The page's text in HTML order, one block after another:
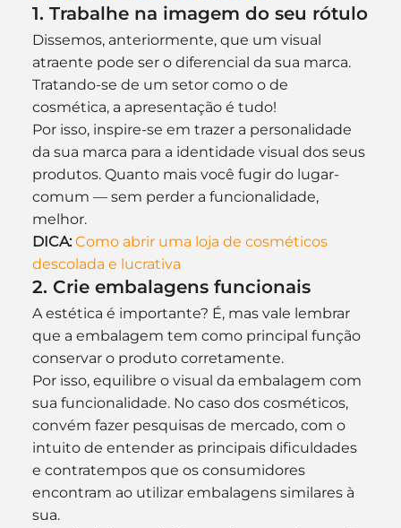
1. Trabalhe na imagem do seu rótulo
Dissemos, anteriormente, que um visual
atraente pode ser o diferencial da sua marca.
Tratando-se de um setor como o de
cosmética, a apresentação é tudo!
Por isso, inspire-se em trazer a personalidade
da sua marca para a identidade visual dos seus
produtos. Quanto mais você fugir do lugar-
comum — sem perder a funcionalidade,
melhor.
DICA: Como abrir uma loja de cosméticos
descolada e lucrativa
2. Crie embalagens funcionais
A estética é importante? É, mas vale lembrar
que a embalagem tem como principal função
conservar o produto corretamente.
Por isso, equilibre o visual da embalagem com
sua funcionalidade. No caso dos cosméticos,
convém fazer pesquisas de mercado, com o
intuito de entender as principais dificuldades
e contratempos que os consumidores
encontram ao utilizar embalagens similares à
sua.